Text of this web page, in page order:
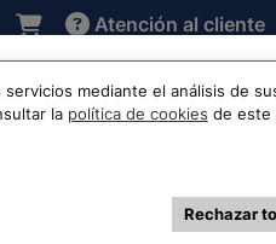
Atención al cliente
Localizaciones Trabaja
mediante el análisis de
la política de cookies de este
Rechazar